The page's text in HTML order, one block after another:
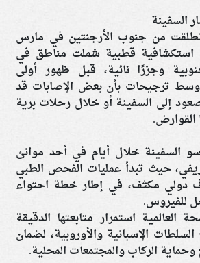
السفينة
من جنوب الأرجنتين في مارس
قطبية شملت مناطق في
وجزرًا نائية، قبل ظهور أولى
وسط ترجيحات بأن بعض الإصابات قد
إلى السفينة أو خلال رحلات برية
القوارض.
السفينة خلال أيام في أحد موانئ
حيث تبدأ عمليات الفحص الطبي
دولي مكثف، في إطار خطة احتواء
للفيروس.
استمرار متابعتها الدقيقة
السلطات الإسبانية والأوروبية، لضمان
الركاب والمجتمعات المحلية.